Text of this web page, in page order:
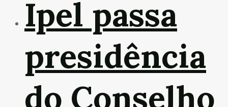
Ipel passa
presidência
do Conselho